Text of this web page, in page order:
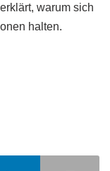
warum sich
halten.